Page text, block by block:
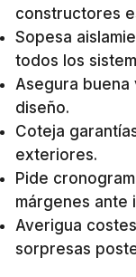
constructores
Sopesa
todos los
Asegura
diseño.
Coteja
exteriores.
Pide
márgenes ante
Averigua
sorpresas